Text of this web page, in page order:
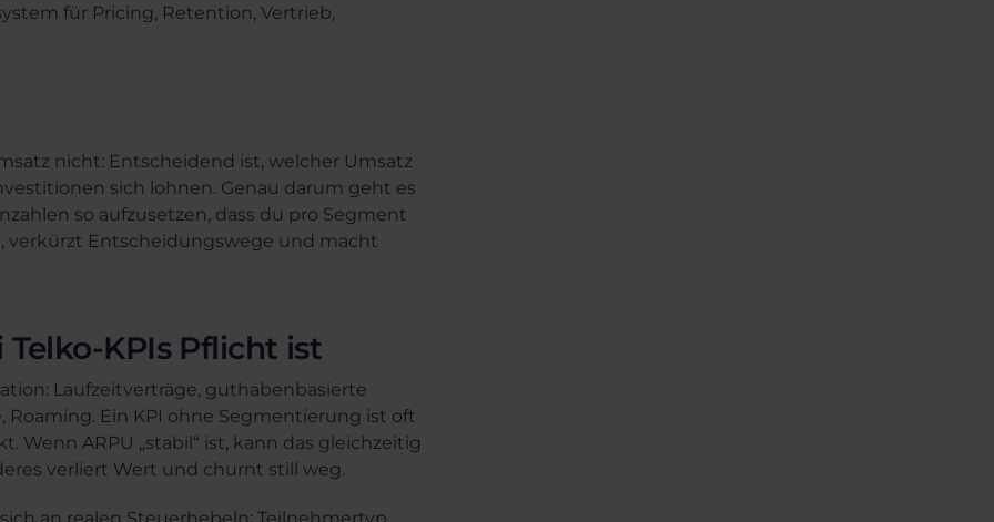
für Pricing, Retention, Vertrieb,
nicht: Entscheidend ist, welcher Umsatz
sich lohnen. Genau darum geht es
so aufzusetzen, dass du pro Segment
verkürzt Entscheidungswege und macht
KPIs Pflicht ist
Laufzeitverträge, guthabenbasierte
Ein KPI ohne Segmentierung ist oft
ARPU „stabil“ ist, kann das gleichzeitig
verliert Wert und churnt still weg.
an realen Steuerhebeln: Teilnehmertyp